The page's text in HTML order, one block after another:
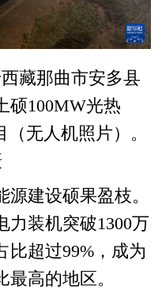
藏那曲市安多县
硕100MW光热
无人机照片）。
建设硕果盈枝。
力装机突破1300万
比超过99%，成为
高的地区。